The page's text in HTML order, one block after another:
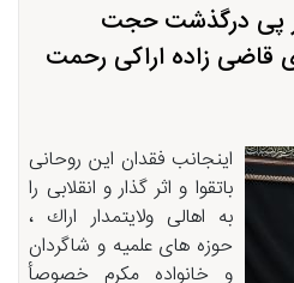
پی درگذشت حجت
قاضی زاده اراكی رحمت
اینجانب فقدان این روحانی
باتقوا و اثر گذار و انقلابی را
به اهالی ولایتمدار اراك ،
حوزه های علمیه و شاگردان
و خانواده مكرم خصوصأ